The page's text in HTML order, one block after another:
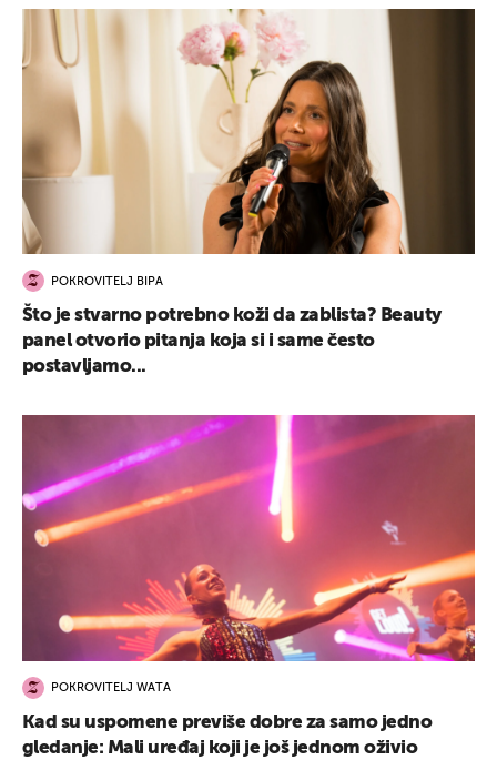
POKROVITELJ BIPA
Što je stvarno potrebno koži da zablista? Beauty
panel otvorio pitanja koja si i same često
postavljamo...
POKROVITELJ WATA
Kad su uspomene previše dobre za samo jedno
gledanje: Mali uređaj koji je još jednom oživio